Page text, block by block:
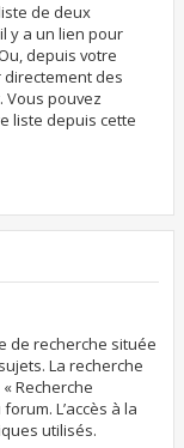
de deux
y a un lien pour
depuis votre
directement des
Vous pouvez
liste depuis cette
de recherche située
La recherche
Recherche
L’accès à la
utilisés.